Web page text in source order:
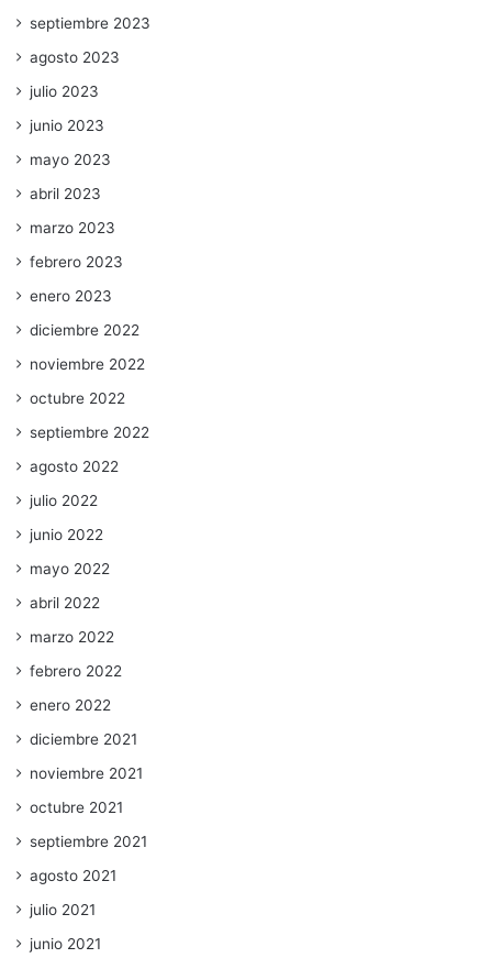
septiembre 2023
agosto 2023
julio 2023
junio 2023
mayo 2023
abril 2023
marzo 2023
febrero 2023
enero 2023
diciembre 2022
noviembre 2022
octubre 2022
septiembre 2022
agosto 2022
julio 2022
junio 2022
mayo 2022
abril 2022
marzo 2022
febrero 2022
enero 2022
diciembre 2021
noviembre 2021
octubre 2021
septiembre 2021
agosto 2021
julio 2021
junio 2021